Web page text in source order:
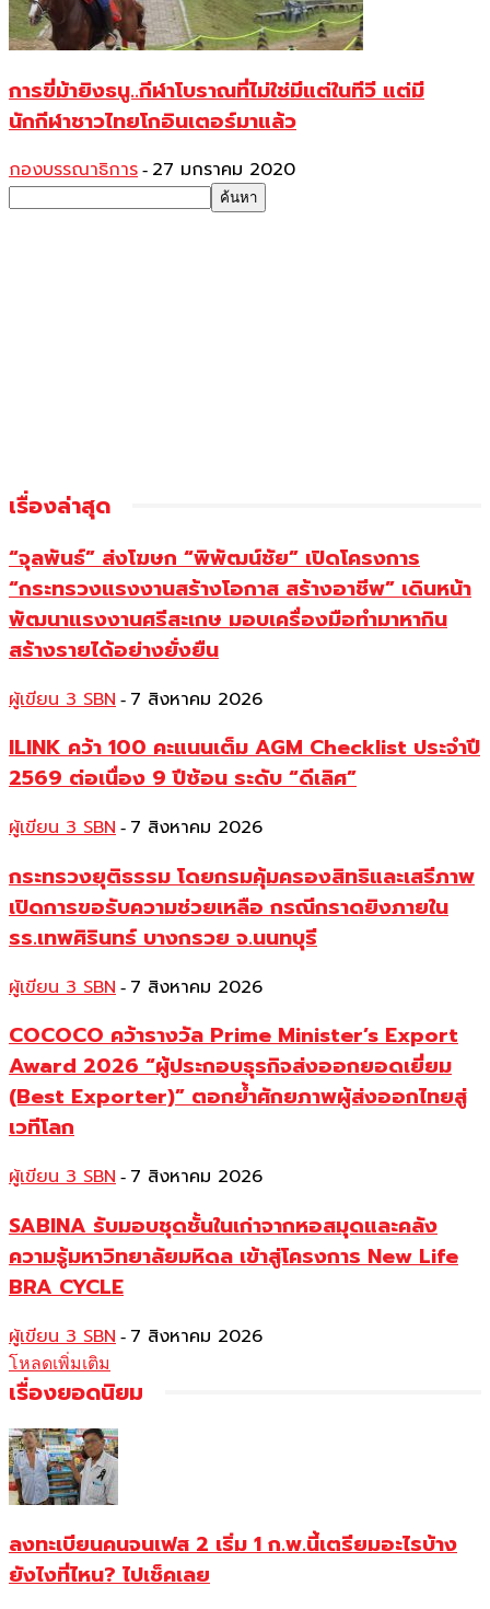
การขี่ม้ายิงธนู..กีฬาโบราณที่ไม่ใช่มีแต่ในทีวี แต่มี
นักกีฬาชาวไทยโกอินเตอร์มาแล้ว
กองบรรณาธิการ - 27 มกราคม 2020
เรื่องล่าสุด
“จุลพันธ์” ส่งโฆษก “พิพัฒน์ชัย” เปิดโครงการ
“กระทรวงแรงงานสร้างโอกาส สร้างอาชีพ” เดินหน้า
พัฒนาแรงงานศรีสะเกษ มอบเครื่องมือทำมาหากิน
สร้างรายได้อย่างยั่งยืน
ผู้เขียน 3 SBN - 7 สิงหาคม 2026
ILINK คว้า 100 คะแนนเต็ม AGM Checklist ประจำปี
2569 ต่อเนื่อง 9 ปีซ้อน ระดับ “ดีเลิศ”
ผู้เขียน 3 SBN - 7 สิงหาคม 2026
กระทรวงยุติธรรม โดยกรมคุ้มครองสิทธิและเสรีภาพ
เปิดการขอรับความช่วยเหลือ กรณีกราดยิงภายใน
รร.เทพศิรินทร์ บางกรวย จ.นนทบุรี
ผู้เขียน 3 SBN - 7 สิงหาคม 2026
COCOCO คว้ารางวัล Prime Minister’s Export
Award 2026 “ผู้ประกอบธุรกิจส่งออกยอดเยี่ยม
(Best Exporter)” ตอกย้ำศักยภาพผู้ส่งออกไทยสู่
เวทีโลก
ผู้เขียน 3 SBN - 7 สิงหาคม 2026
SABINA รับมอบชุดชั้นในเก่าจากหอสมุดและคลัง
ความรู้มหาวิทยาลัยมหิดล เข้าสู่โครงการ New Life
BRA CYCLE
ผู้เขียน 3 SBN - 7 สิงหาคม 2026
โหลดเพิ่มเติม
เรื่องยอดนิยม
ลงทะเบียนคนจนเฟส 2 เริ่ม 1 ก.พ.นี้เตรียมอะไรบ้าง
ยังไงที่ไหน? ไปเช็คเลย